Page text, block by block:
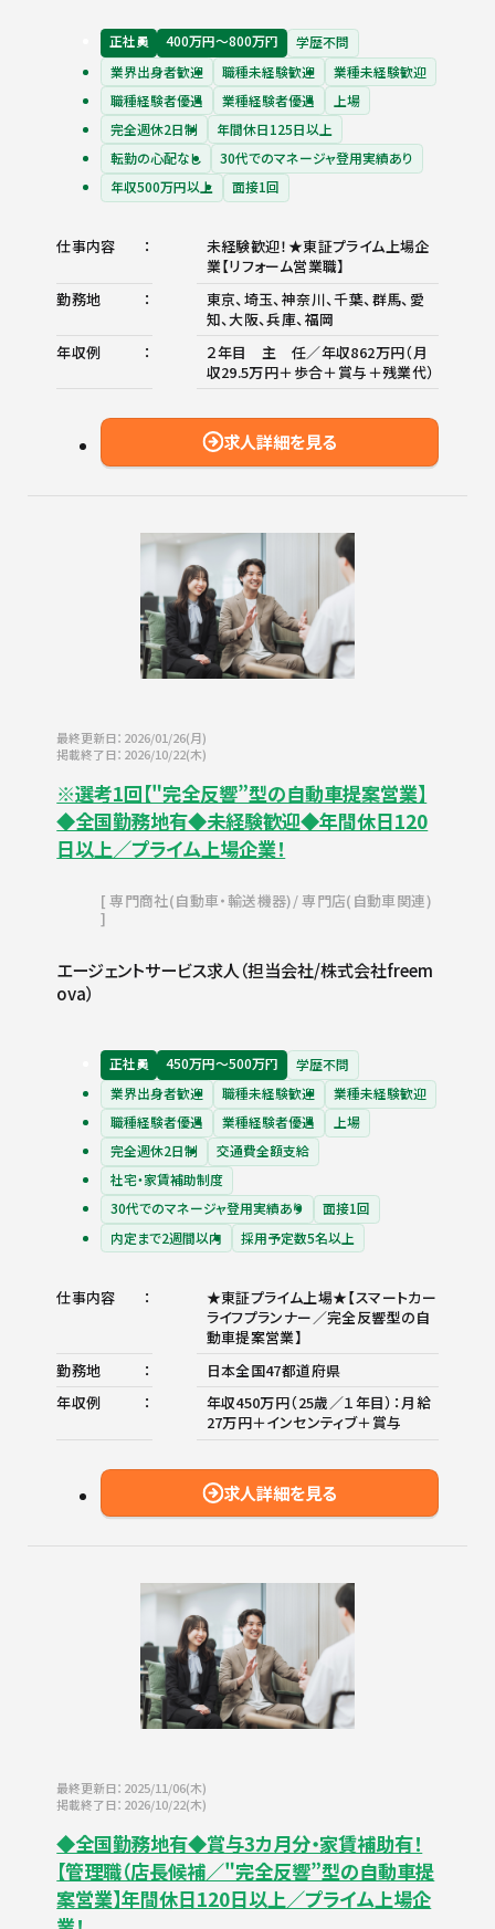
正社員 400万円〜800万円
学歴不問
業界出身者歓迎
職種未経験歓迎
業種未経験歓迎
職種経験者優遇
業種経験者優遇
上場
完全週休2日制
年間休日125日以上
転勤の心配なし
30代でのマネージャ登用実績あり
年収500万円以上
面接1回
仕事内容
未経験歓迎！★東証プライム上場企
業【リフォーム営業職】
勤務地
東京、埼玉、神奈川、千葉、群馬、愛
知、大阪、兵庫、福岡
年収例
２年目 主 任／年収862万円（月
収29.5万円＋歩合＋賞与＋残業代）
求人詳細を見る
最終更新日：2026/01/26(月)
掲載終了日：2026/10/22(木)
※選考1回【"完全反響”型の自動車提案営業】
◆全国勤務地有◆未経験歓迎◆年間休日120
日以上／プライム上場企業！
専門商社(自動車・輸送機器) 専門店(自動車関連)
エージェントサービス求人（担当会社/株式会社freem
ova）
正社員 450万円〜500万円
学歴不問
業界出身者歓迎
職種未経験歓迎
業種未経験歓迎
職種経験者優遇
業種経験者優遇
上場
完全週休2日制
交通費全額支給
社宅・家賃補助制度
30代でのマネージャ登用実績あり
面接1回
内定まで2週間以内
採用予定数5名以上
仕事内容
★東証プライム上場★【スマートカー
ライフプランナー／完全反響型の自
動車提案営業】
勤務地
日本全国47都道府県
年収例
年収450万円（25歳／１年目）：月給
27万円＋インセンティブ＋賞与
求人詳細を見る
最終更新日：2025/11/06(木)
掲載終了日：2026/10/22(木)
◆全国勤務地有◆賞与3カ月分・家賃補助有！
【管理職（店長候補／"完全反響”型の自動車提
案営業】年間休日120日以上／プライム上場企